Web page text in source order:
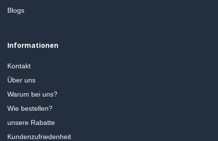
Blogs
Informationen
Kontakt
Über uns
Warum bei uns?
Wie bestellen?
unsere Rabatte
Kundenzufriedenheit